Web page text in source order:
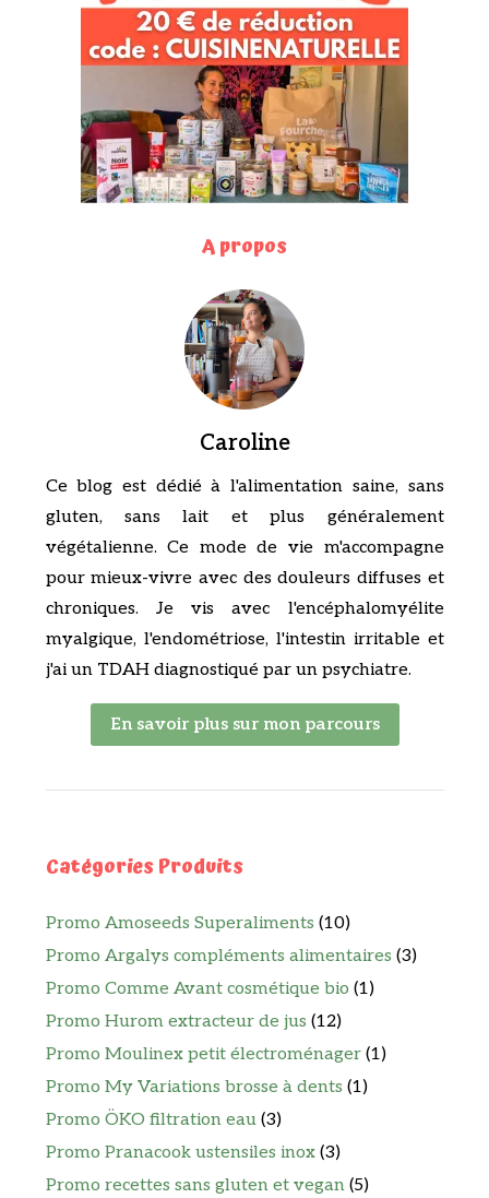
A propos
Caroline
Ce blog est dédié à l'alimentation saine, sans
gluten, sans lait et plus généralement
végétalienne. Ce mode de vie m'accompagne
pour mieux-vivre avec des douleurs diffuses et
chroniques. Je vis avec l'encéphalomyélite
myalgique, l'endométriose, l'intestin irritable et
j'ai un TDAH diagnostiqué par un psychiatre.
En savoir plus sur mon parcours
Catégories Produits
Promo Amoseeds Superaliments (10)
Promo Argalys compléments alimentaires (3)
Promo Comme Avant cosmétique bio (1)
Promo Hurom extracteur de jus (12)
Promo Moulinex petit électroménager (1)
Promo My Variations brosse à dents (1)
Promo ÖKO filtration eau (3)
Promo Pranacook ustensiles inox (3)
Promo recettes sans gluten et vegan (5)